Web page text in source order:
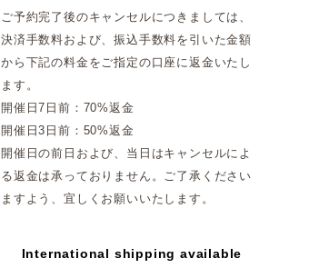
ご予約完了後のキャンセルにつきましては、
決済手数料および、振込手数料を引いた金額
から下記の料金をご指定の口座に返金いたし
ます。
開催日7日前：70%返金
開催日3日前：50%返金
開催日の前日および、当日はキャンセルによ
る返金は承っておりません。ご了承ください
ますよう、宜しくお願いいたします。
International shipping available